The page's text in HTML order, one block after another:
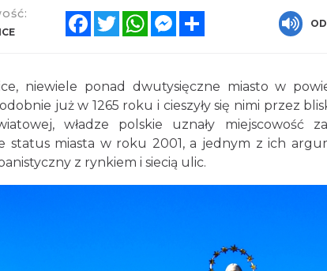
FacebookTwitterWhatsAppMessenger
niewiele ponad dwutysięczne miasto w
już w 1265 roku i cieszyły się nimi przez
władze polskie uznały miejscowość
status miasta w roku 2001, a jednym z ich
z rynkiem i siecią ulic.